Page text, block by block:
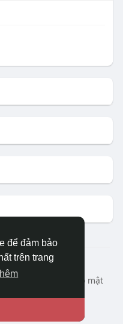
để đảm bảo
trên trang
tôi
Chính sách bảo mật
ngữ